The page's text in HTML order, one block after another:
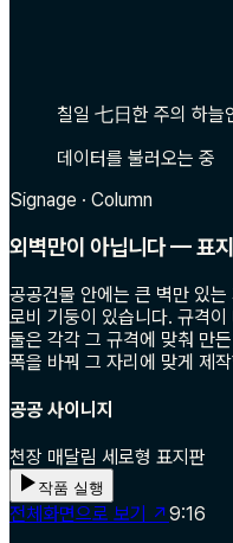
칠일 七日한 주의 하늘
데이터를 불러오는 중
Signage · Column
외벽만이 아닙니다 — 표
공공건물 안에는 큰 벽만 있
로비 기둥이 있습니다. 규격
둘은 각각 그 규격에 맞춰 만
폭을 바꿔 그 자리에 맞게 제
공공 사이니지
천장 매달림 세로형 표지판
작품 실행
전체화면으로 보기 ↗9:16